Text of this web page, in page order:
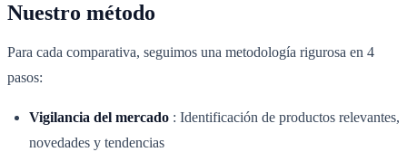
Nuestro método
Para cada comparativa, seguimos una metodología rigurosa en 4
pasos:
Vigilancia del mercado : Identificación de productos relevantes,
novedades y tendencias